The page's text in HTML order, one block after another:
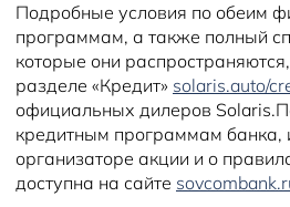
Подробные условия по обеим
программам, а также полный
которые они
разделе «Кредит» solaris.auto/
официальных дилеров
кредитным программам
организаторе акции и о
доступна на сайте